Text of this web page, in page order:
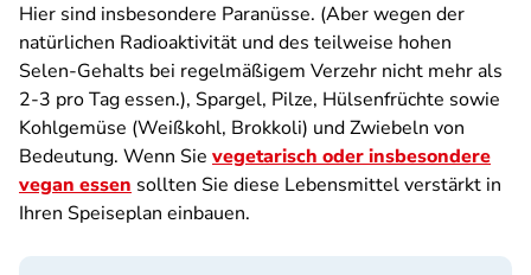
Hier sind insbesondere Paranüsse. (Aber wegen der
natürlichen Radioaktivität und des teilweise hohen
Selen-Gehalts bei regelmäßigem Verzehr nicht mehr als
2-3 pro Tag essen.), Spargel, Pilze, Hülsenfrüchte sowie
Kohlgemüse (Weißkohl, Brokkoli) und Zwiebeln von
Bedeutung. Wenn Sie vegetarisch oder insbesondere
vegan essen sollten Sie diese Lebensmittel verstärkt in
Ihren Speiseplan einbauen.